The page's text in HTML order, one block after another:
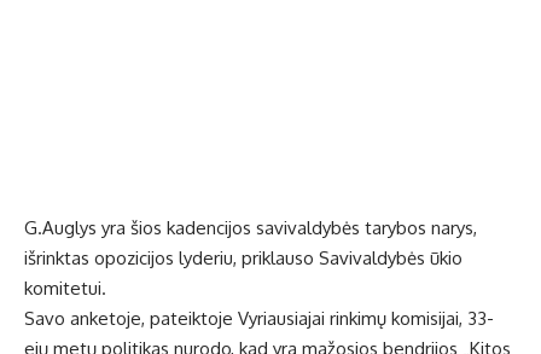
G.Auglys yra šios kadencijos savivaldybės tarybos narys,
išrinktas opozicijos lyderiu, priklauso Savivaldybės ūkio
komitetui.
Savo anketoje, pateiktoje Vyriausiajai rinkimų komisijai, 33-
ejų metų politikas nurodo, kad yra mažosios bendrijos „Kitos